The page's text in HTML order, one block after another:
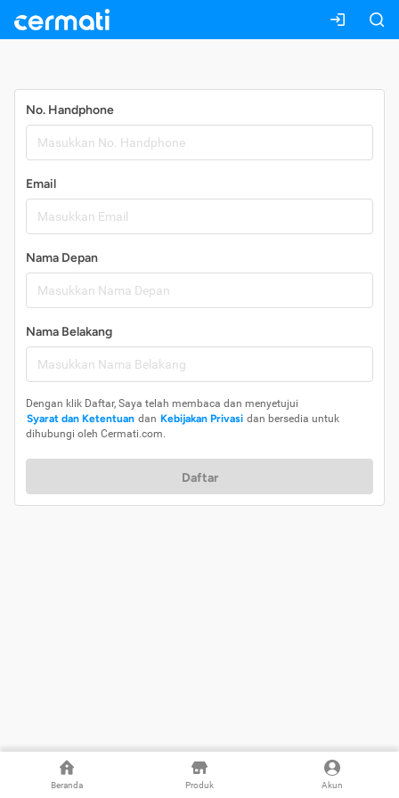
Beranda Produk Akun
No. Handphone
Email
Nama Depan
Nama Belakang
Dengan klik Daftar, Saya telah membaca dan menyetujui
Syarat dan Ketentuan dan Kebijakan Privasi dan bersedia untuk
dihubungi oleh Cermati.com.
Daftar